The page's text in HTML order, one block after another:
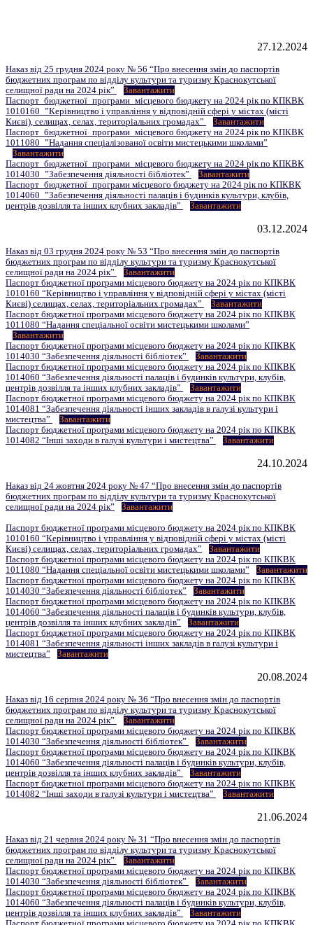
27.12.2024
Наказ від 25 грудня 2024 року № 56 “Про внесення змін до паспортів
бюджетних програм по відділу культури та туризму Краснокутської
селищної ради на 2024 рік”
Завантажити
Паспорт_бюджетної_програми_місцевого бюджету на 2024 рік по КПКВК
1010160_”Керівництво і управління у відповідній сфері у містах (місті
Києві), селищах, селах, територіальних громадах”
Завантажити
Паспорт_бюджетної_програми_місцевого бюджету на 2024 рік по КПКВК
1011080_”Надання спеціалізованої освіти мистецькими школами”
Завантажити
Паспорт_бюджетної_програми_місцевого бюджету на 2024 рік по КПКВК
1014030_”Забезпечення діяльності бібліотек”
Завантажити
Паспорт_бюджетної_програми місцевого бюджету на 2024 рік по КПКВК
1014060_”Забезпечення діяльності палаців i будинків культури, клубів,
центрів дозвілля та iнших клубних закладів”
Завантажити
03.12.2024
Наказ від 03 грудня 2024 року № 53 “Про внесення змін до паспортів
бюджетних програм по відділу культури та туризму Краснокутської
селищної ради на 2024 рік”
Завантажити
Паспорт бюджетної програми місцевого бюджету на 2024 рік по КПКВК
1010160 “Керівництво і управління у відповідній сфері у містах (місті
Києві) селищах, селах, територіальних громадах”
Завантажити
Паспорт бюджетної програми місцевого бюджету на 2024 рік по КПКВК
1011080 “Надання спеціальної освіти мистецькими школами”
Завантажити
Паспорт бюджетної програми місцевого бюджету на 2024 рік по КПКВК
1014030 “Забезпечення діяльності бібліотек”
Завантажити
Паспорт бюджетної програми місцевого бюджету на 2024 рік по КПКВК
1014060 “Забезпечення діяльності палаців і будинків культури, клубів,
центрів дозвілля та інших клубних закладів”
Завантажити
Паспорт бюджетної програми місцевого бюджету на 2024 рік по КПКВК
1014081 “Забезпечення діяльності інших закладів в галузі культури і
мистецтва”
Завантажити
Паспорт бюджетної програми місцевого бюджету на 2024 рік по КПКВК
1014082 “Інші заходи в галузі культури і мистецтва”
Завантажити
24.10.2024
Наказ від 24 жовтня 2024 року № 47 “Про внесення змін до паспортів
бюджетних програм по відділу культури та туризму Краснокутської
селищної ради на 2024 рік”
Завантажити
Паспорт бюджетної програми місцевого бюджету на 2024 рік по КПКВК
1010160 “Керівництво і управління у відповідній сфері у містах (місті
Києві) селищах, селах, територіальних громадах”
Завантажити
Паспорт бюджетної програми місцевого бюджету на 2024 рік по КПКВК
1011080 “Надання спеціальної освіти мистецькими школами”
Завантажити
Паспорт бюджетної програми місцевого бюджету на 2024 рік по КПКВК
1014030 “Забезпечення діяльності бібліотек”
Завантажити
Паспорт бюджетної програми місцевого бюджету на 2024 рік по КПКВК
1014060 “Забезпечення діяльності палаців і будинків культури, клубів,
центрів дозвілля та інших клубних закладів”
Завантажити
Паспорт бюджетної програми місцевого бюджету на 2024 рік по КПКВК
1014081 “Забезпечення діяльності інших закладів в галузі культури і
мистецтва”
Завантажити
20.08.2024
Наказ від 16 серпня 2024 року № 36 “Про внесення змін до паспортів
бюджетних програм по відділу культури та туризму Краснокутської
селищної ради на 2024 рік”
Завантажити
Паспорт бюджетної програми місцевого бюджету на 2024 рік по КПКВК
1014030 “Забезпечення діяльності бібліотек”
Завантажити
Паспорт бюджетної програми місцевого бюджету на 2024 рік по КПКВК
1014060 “Забезпечення діяльності палаців i будинків культури, клубів,
центрів дозвілля та iнших клубних закладів”
Завантажити
Паспорт бюджетної програми місцевого бюджету на 2024 рік по КПКВК
1014082 “Інші заходи в галузі культури і мистецтва”
Завантажити
21.06.2024
Наказ від 21 червня 2024 року № 31 “Про внесення змін до паспортів
бюджетних програм по відділу культури та туризму Краснокутської
селищної ради на 2024 рік”
Завантажити
Паспорт бюджетної програми місцевого бюджету на 2024 рік по КПКВК
1014030 “Забезпечення діяльності бібліотек”
Завантажити
Паспорт бюджетної програми місцевого бюджету на 2024 рік по КПКВК
1014060 “Забезпечення діяльності палаців i будинків культури, клубів,
центрів дозвілля та iнших клубних закладів”
Завантажити